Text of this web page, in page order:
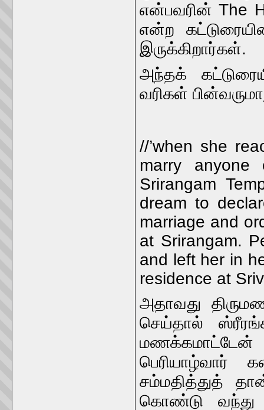
என்பவரின் The
என்ற
இருக்கிறார்கள்.
அந்தக்
வரிகள்
//’when she
marry
Srirangam
dream to
marriage and
at Srirangam.
and left her in
residence at
அதாவது
செய்தால்
சம்மதித்துத்
கொண்டு வந்து